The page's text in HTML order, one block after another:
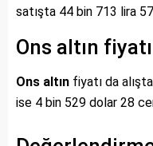
satışta 44 bin 713 lira
Ons altın fiyatı
Ons altın fiyatı da
ise 4 bin 529 dolar 28